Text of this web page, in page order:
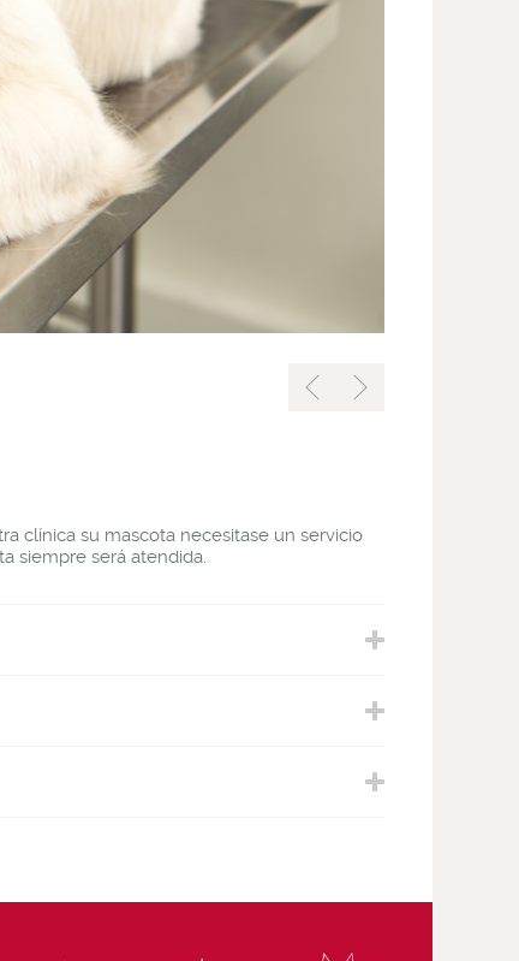
clínica su mascota necesitase un servicio
siempre será atendida.